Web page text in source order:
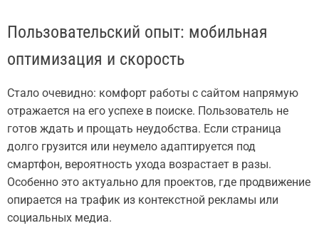
Пользовательский опыт: мобильная
оптимизация и скорость
Стало очевидно: комфорт работы с сайтом напрямую
отражается на его успехе в поиске. Пользователь не
готов ждать и прощать неудобства. Если страница
долго грузится или неумело адаптируется под
смартфон, вероятность ухода возрастает в разы.
Особенно это актуально для проектов, где продвижение
опирается на трафик из контекстной рекламы или
социальных медиа.